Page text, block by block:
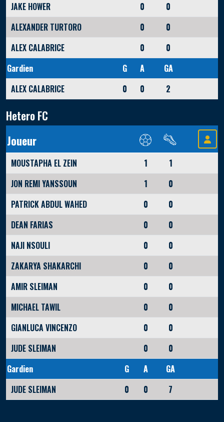
JAKE HOWER
0
0
ALEXANDER TURTORO
0
0
ALEX CALABRICE
0
0
Gardien
G A
GA
ALEX CALABRICE
0 0 2
Hetero FC
Joueur
MOUSTAPHA EL ZEIN 1
1
JON REMI YANSSOUN
1
0
PATRICK ABDUL WAHED
0
0
DEAN FARIAS
0
0
NAJI NSOULI
0
0
ZAKARYA SHAKARCHI
0
0
AMIR SLEIMAN
0
0
MICHAEL TAWIL
0
0
GIANLUCA VINCENZO
0
0
JUDE SLEIMAN
0
0
Gardien
G A
GA
JUDE SLEIMAN
0 0 7